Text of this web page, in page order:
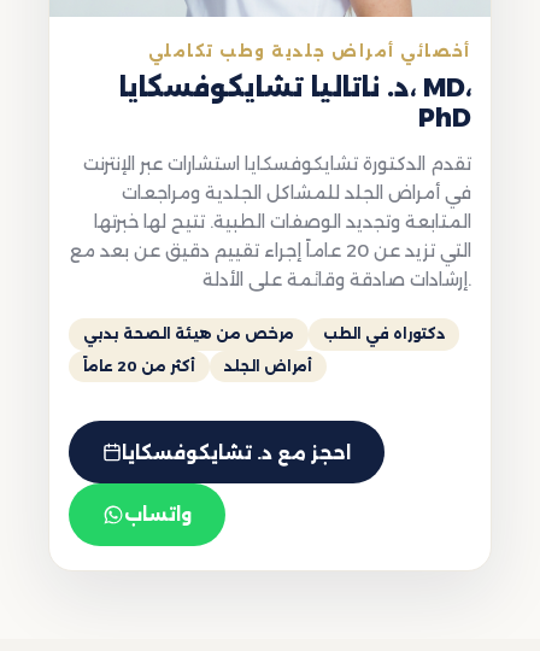
أخصائي أمراض جلدية وطب تكاملي
د. ناتاليا تشايكوفسكايا، MD،
PhD
تقدم الدكتورة تشايكوفسكايا استشارات عبر الإنترنت
في أمراض الجلد للمشاكل الجلدية ومراجعات
المتابعة وتجديد الوصفات الطبية. تتيح لها خبرتها
التي تزيد عن 20 عاماً إجراء تقييم دقيق عن بعد مع
إرشادات صادقة وقائمة على الأدلة.
مرخص من هيئة الصحة بدبي
دكتوراه في الطب
أكثر من 20 عاماً
أمراض الجلد
احجز مع د. تشايكوفسكايا
واتساب